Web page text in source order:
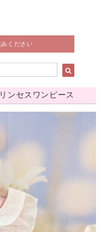
ください
ンセスワンピース